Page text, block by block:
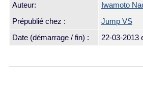
Auteur:
Iwamoto
Prépublié chez :
Jump VS
Date (démarrage / fin) :
22-03-2013